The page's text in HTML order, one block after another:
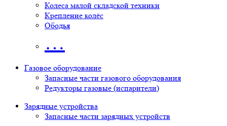
Колеса малой складской техники
Крепление колёс
Ободья
…
Газовое оборудование
Запасные части газового оборудования
Редукторы газовые (испарители)
Зарядные устройства
Запасные части зарядных устройств